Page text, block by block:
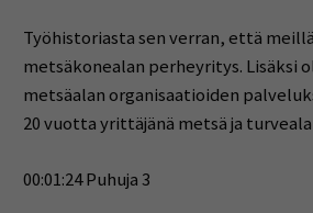
Työhistoriasta sen verran, että
metsäkonealan perheyritys. Lisäksi
metsäalan organisaatioiden
20 vuotta yrittäjänä metsä ja
00:01:24 Puhuja 3